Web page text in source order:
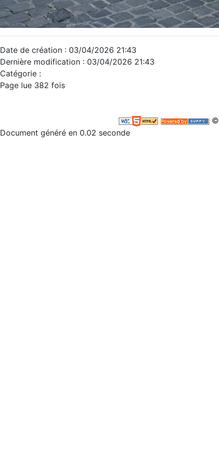
Date de création : 03/04/2026 21:43
Dernière modification : 03/04/2026 21:43
Catégorie :
Page lue 382 fois
©
Document généré en 0.02 seconde